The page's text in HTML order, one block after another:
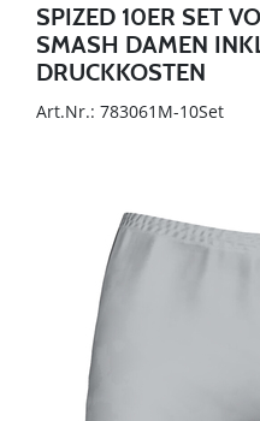
SPIZED 10ER SET
SMASH DAMEN
DRUCKKOSTEN
Art.Nr.: 783061M-10Set